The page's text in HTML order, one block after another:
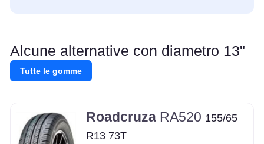
Alcune alternative con diametro 13"
Tutte le gomme
Roadcruza RA520 155/65
R13 73T